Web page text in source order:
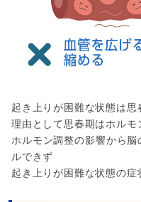
起き上りが困難な状態は思
理由として思春期はホル
ホルモン調整の影響から
ルできず
起き上りが困難な状態の症